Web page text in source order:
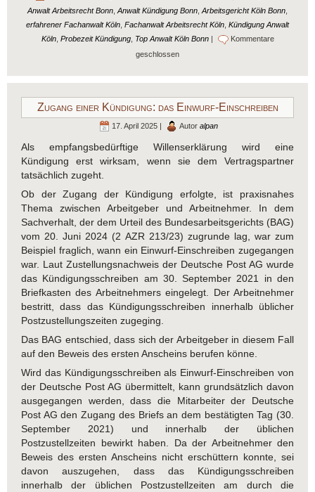
Anwalt Arbeitsrecht Bonn Anwalt Kündigung Bonn Arbeitsgericht Köln Bonn
erfahrener Fachanwalt Köln Fachanwalt Arbeitsrecht Köln Kündigung Anwalt
Köln, Probezeit Kündigung, Top Anwalt Köln Bonn|
Kommentare
geschlossen
Zugang einer Kündigung: das Einwurf-Einschreiben
17. April 2025 | Autor alpan
Als empfangsbedürftige Willenserklärung wird eine
Kündigung erst wirksam, wenn sie dem Vertragspartner
tatsächlich zugeht.
Ob der Zugang der Kündigung erfolgte, ist praxisnahes
Thema zwischen Arbeitgeber und Arbeitnehmer. In dem
Sachverhalt, der dem Urteil des Bundesarbeitsgerichts (BAG)
vom 20. Juni 2024 (2 AZR 213/23) zugrunde lag, war zum
Beispiel fraglich, wann ein Einwurf-Einschreiben zugegangen
war. Laut Zustellungsnachweis der Deutsche Post AG wurde
das Kündigungsschreiben am 30. September 2021 in den
Briefkasten des Arbeitnehmers eingelegt. Der Arbeitnehmer
bestritt, dass das Kündigungsschreiben innerhalb üblicher
Postzustellungszeiten zugeging.
Das BAG entschied, dass sich der Arbeitgeber in diesem Fall
auf den Beweis des ersten Anscheins berufen könne.
Wird das Kündigungsschreiben als Einwurf-Einschreiben von
der Deutsche Post AG übermittelt, kann grundsätzlich davon
ausgegangen werden, dass die Mitarbeiter der Deutsche
Post AG den Zugang des Briefs an dem bestätigten Tag (30.
September 2021) und innerhalb der üblichen
Postzustellzeiten bewirkt haben. Da der Arbeitnehmer den
Beweis des ersten Anscheins nicht erschüttern konnte, sei
davon auszugehen, dass das Kündigungsschreiben
innerhalb der üblichen Postzustellzeiten am durch die